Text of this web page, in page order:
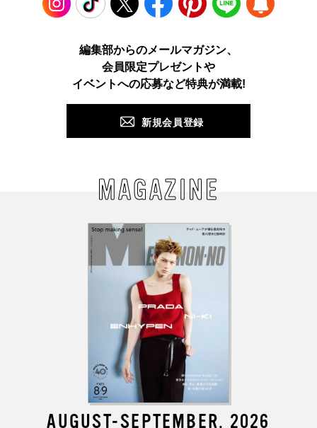
TikTok Facebook Pinterest LINE
編集部からのメールマガジン、
会員限定プレゼントや
イベントへの応募など特典が満載!
新規会員登録
MAGAZINE
AUGUST-SEPTEMBER, 2026